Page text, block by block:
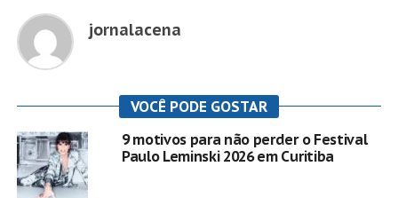
jornalacena
VOCÊ PODE GOSTAR
9 motivos para não perder o Festival
Paulo Leminski 2026 em Curitiba